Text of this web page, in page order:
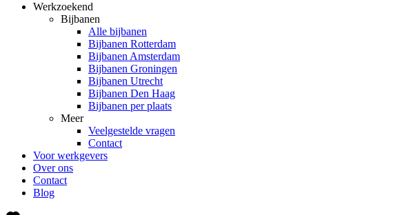
Werkzoekend
Bijbanen
Alle bijbanen
Bijbanen Rotterdam
Bijbanen Amsterdam
Bijbanen Groningen
Bijbanen Utrecht
Bijbanen Den Haag
Bijbanen per plaats
Meer
Veelgestelde vragen
Contact
Voor werkgevers
Over ons
Contact
Blog